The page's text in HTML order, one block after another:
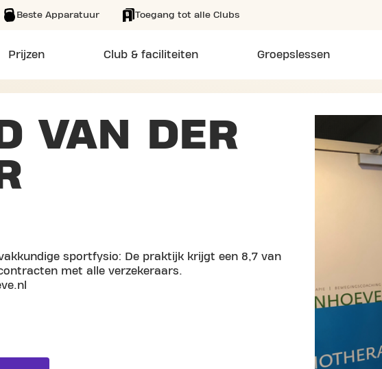
Beste Apparatuur Toegang tot alle Clubs
Prijzen Club & faciliteiten Groepslessen
VAN DER
sportfysio: De praktijk krijgt een 8,7 van
met alle verzekeraars.